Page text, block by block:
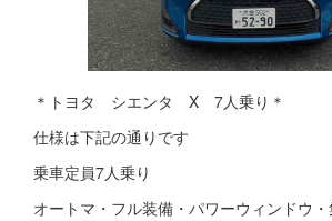
＊トヨタ シエンタ X 7人乗り＊
仕様は下記の通りです
乗車定員7人乗り
オートマ・フル装備・パワーウィンドウ